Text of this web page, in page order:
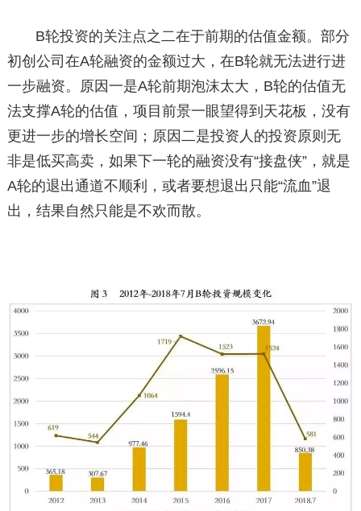
B轮投资的关注点之二在于前期的估值金额。部分
初创公司在A轮融资的金额过大，在B轮就无法进行进
一步融资。原因一是A轮前期泡沫太大，B轮的估值无
法支撑A轮的估值，项目前景一眼望得到天花板，没有
更进一步的增长空间；原因二是投资人的投资原则无
非是低买高卖，如果下一轮的融资没有“接盘侠”，就是
A轮的退出通道不顺利，或者要想退出只能“流血”退
出，结果自然只能是不欢而散。